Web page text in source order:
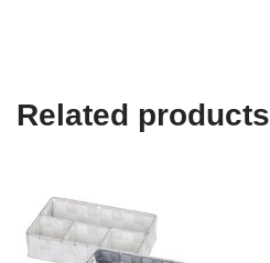
Related products